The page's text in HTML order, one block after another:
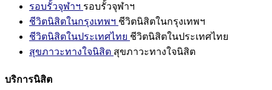
รอบรั้วจุฬาฯ รอบรั้วจุฬาฯ
ชีวิตนิสิตในกรุงเทพฯ ชีวิตนิสิตในกรุงเทพฯ
ชีวิตนิสิตในประเทศไทย ชีวิตนิสิตในประเทศไทย
สุขภาวะทางใจนิสิต สุขภาวะทางใจนิสิต
บริการนิสิต